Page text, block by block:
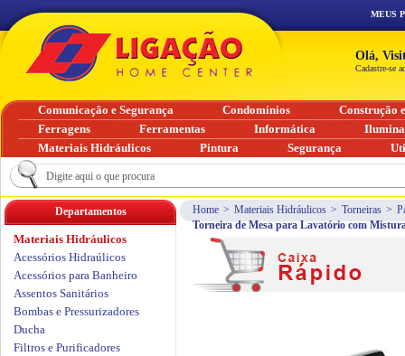
Home > Materiais Hidráulicos > Torneiras >
Torneira de Mesa para Lavatório com
Departamentos
Materiais Hidráulicos
Acessórios Hidraúlicos
Acessórios para Banheiro
Assentos Sanitários
Bombas e Pressurizadores
Ducha
Filtros e Purificadores
MEUS
Olá,
Cadastre-se
Comunicação e Segurança Condomínios
Construção
Ferragens
Ferramentas Informática
Materiais Hidráulicos
Pintura Segurança